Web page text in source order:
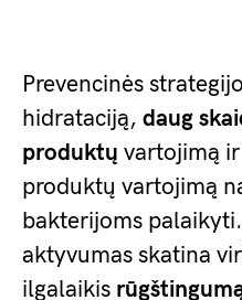
Prevencinės
hidrataciją, daug
produktų vartojimą
produktų vartojimą
bakterijoms
aktyvumas skatina
ilgalaikis